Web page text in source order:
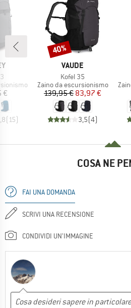
€
(15)
MARCHIO
VAUDE
Articolo
Kofel 35
Gruppo di prodotti
Zaino da escursionismo
Prezzo
139,95 €Prezzo ridotto
83,97 €
3,5(4)
Sconto
40%
COSA NE
FAI UNA DOMANDA
SCRIVI UNA RECENSIONE
CONDIVIDI UN'IMMAGINE